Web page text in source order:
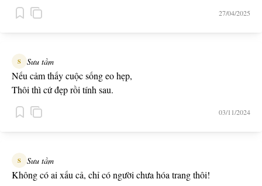
27/04/2025
S Sưu tầm
Nếu cảm thấy cuộc sống eo hẹp,
Thôi thì cứ đẹp rồi tính sau.
03/11/2024
S Sưu tầm
Không có ai xấu cả, chỉ có người chưa hóa trang thôi!